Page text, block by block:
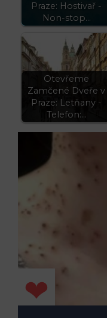
Praze: Hostivař -
Non-stop…
Otevřeme
Zamčené Dveře v
Praze: Letňany -
Telefon:…